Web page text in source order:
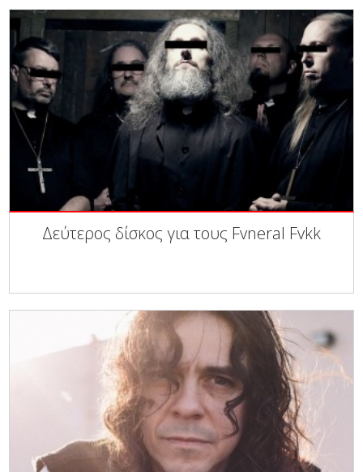
Δεύτερος δίσκος για τους Fvneral Fvkk